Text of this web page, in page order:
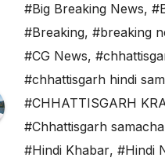
#Big Breaking News,
#Breaking, #breaking
#CG News,
#chhattisgarh hindi
#CHHATTISGARH
#Chhattisgarh
#Hindi Khabar, #Hindi